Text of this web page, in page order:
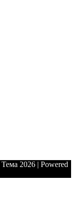
Тема 2026 | Powered